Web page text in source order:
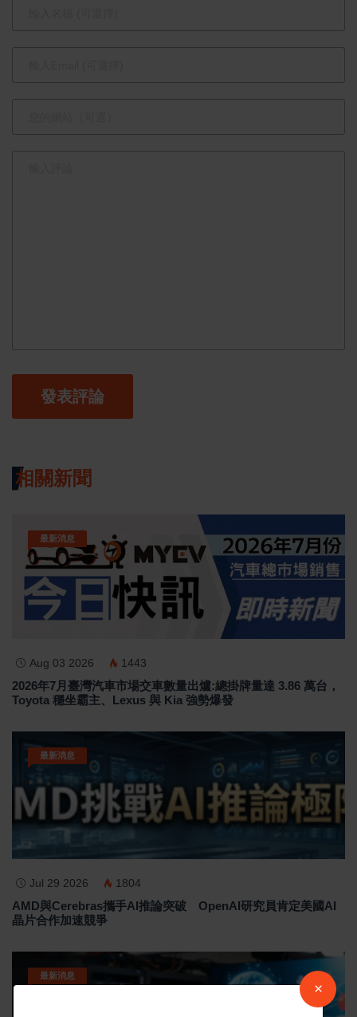
發表評論
相關新聞
最新消息
Aug 03 2026 1443
2026年7月臺灣汽車市場交車數量出爐:總掛牌量達 3.86 萬台，
Toyota 穩坐霸主、Lexus 與 Kia 強勢爆發
最新消息
Jul 29 2026 1804
AMD與Cerebras攜手AI推論突破 OpenAI研究員肯定美國AI
晶片合作加速競爭
最新消息
×